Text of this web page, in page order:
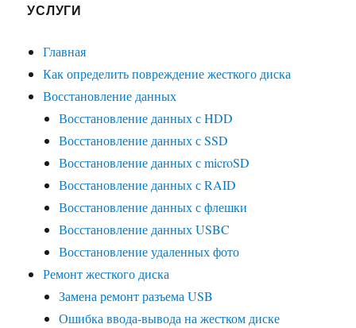
УСЛУГИ
Главная
Как определить повреждение жесткого диска
Восстановление данных
Восстановление данных с HDD
Восстановление данных с SSD
Восстановление данных с microSD
Восстановление данных с RAID
Восстановление данных с флешки
Восстановление данных USBC
Восстановление удаленных фото
Ремонт жесткого диска
Замена ремонт разъема USB
Ошибка ввода-вывода на жестком диске